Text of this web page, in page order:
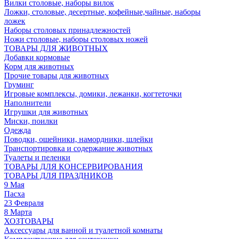
Вилки столовые, наборы вилок
Ложки, столовые, десертные, кофейные,чайные, наборы
ложек
Наборы столовых принадлежностей
Ножи столовые, наборы столовых ножей
ТОВАРЫ ДЛЯ ЖИВОТНЫХ
Добавки кормовые
Корм для животных
Прочие товары для животных
Груминг
Игровые комплексы, домики, лежанки, когтеточки
Наполнители
Игрушки для животных
Миски, поилки
Одежда
Поводки, ошейники, намордники, шлейки
Транспортировка и содержание животных
Туалеты и пеленки
ТОВАРЫ ДЛЯ КОНСЕРВИРОВАНИЯ
ТОВАРЫ ДЛЯ ПРАЗДНИКОВ
9 Мая
Пасха
23 Февраля
8 Марта
ХОЗТОВАРЫ
Аксессуары для ванной и туалетной комнаты